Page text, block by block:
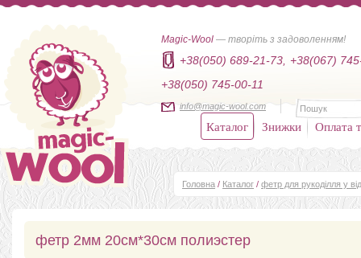
Magic-Wool — творіть з задоволенням!
+38(050) 689-21-73,
+38(067)
+38(050) 745-00-11
info@magic-wool.com
Каталог Знижки Оплата
Головна / Каталог / фетр для рукоділля у
фетр 2мм 20см*30см полиэстер